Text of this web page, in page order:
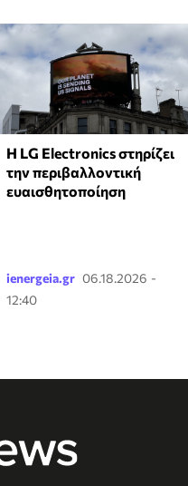
Η LG Electronics στηρίζει
την περιβαλλοντική
ευαισθητοποίηση
ienergeia.gr 06.18.2026 -
12:40